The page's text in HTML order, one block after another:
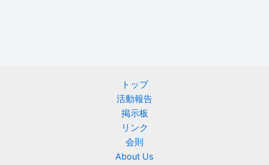
トップ
活動報告
掲示板
リンク
会則
About Us